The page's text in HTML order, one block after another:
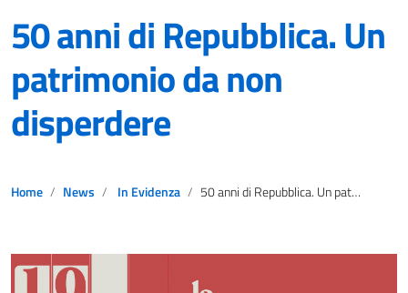
50 anni di Repubblica. Un
patrimonio da non
disperdere
Home News In Evidenza 50 anni di Repubblica. Un patrimonio da non disperdere